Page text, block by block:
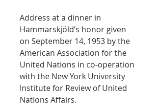
Address at a dinner in
Hammarskjöld’s honor given
on September 14, 1953 by the
American Association for the
United Nations in co-operation
with the New York University
Institute for Review of United
Nations Affairs.